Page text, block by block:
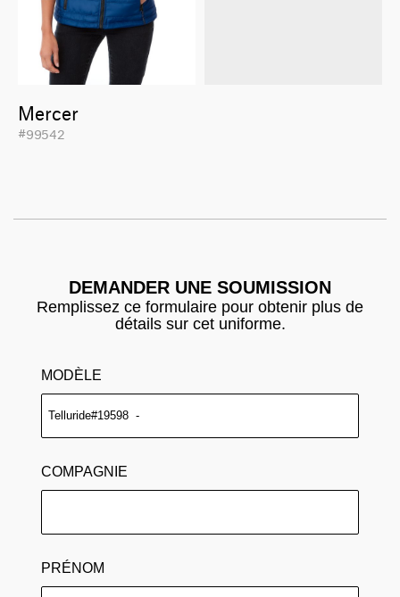
Mercer
#99542
DEMANDER UNE SOUMISSION
Remplissez ce formulaire pour obtenir plus de
détails sur cet uniforme.
MODÈLE
COMPAGNIE
PRÉNOM